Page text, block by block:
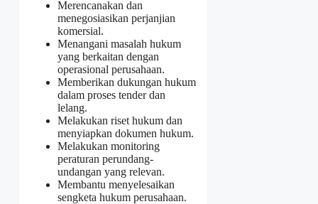
Merencanakan dan
menegosiasikan perjanjian
komersial.
Menangani masalah hukum
yang berkaitan dengan
operasional perusahaan.
Memberikan dukungan hukum
dalam proses tender dan
lelang.
Melakukan riset hukum dan
menyiapkan dokumen hukum.
Melakukan monitoring
peraturan perundang-
undangan yang relevan.
Membantu menyelesaikan
sengketa hukum perusahaan.